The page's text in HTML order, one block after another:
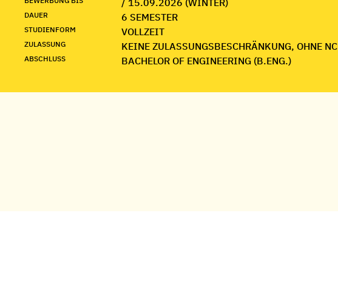
/ 15.09.2026 (WINTER)
DAUER 6 SEMESTER
STUDIENFORM VOLLZEIT
ZULASSUNG KEINE ZULASSUNGSBESCHRÄNKUNG, OHNE NC
ABSCHLUSS BACHELOR OF ENGINEERING (B.ENG.)